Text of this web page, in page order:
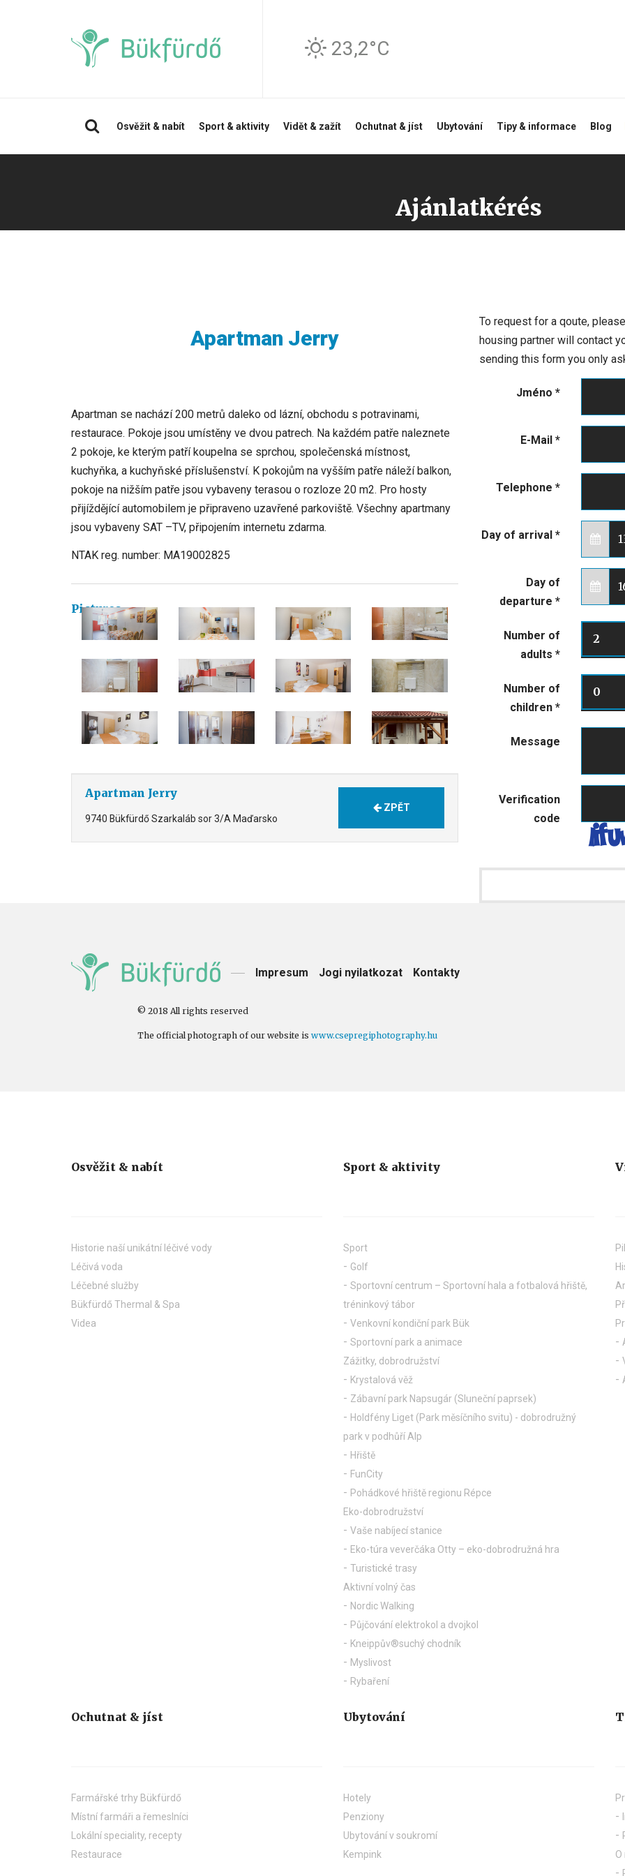
23,2°C
Osvěžit & nabít Sport & aktivity Vidět & zažít Ochutnat & jíst Ubytování Tipy & informace Blog
Ajánlatkérés
Apartman Jerry
Apartman se nachází 200 metrů daleko od lázní, obchodu s potravinami,
restaurace. Pokoje jsou umístěny ve dvou patrech. Na každém patře naleznete
2 pokoje, ke kterým patří koupelna se sprchou, společenská místnost,
kuchyňka, a kuchyňské příslušenství. K pokojům na vyšším patře náleží balkon,
pokoje na nižším patře jsou vybaveny terasou o rozloze 20 m2. Pro hosty
přijíždějící automobilem je připraveno uzavřené parkoviště. Všechny apartmany
jsou vybaveny SAT –TV, připojením internetu zdarma.
NTAK reg. number: MA19002825
Pictures
Apartman Jerry
9740 Bükfürdő Szarkaláb sor 3/A Maďarsko
ZPĚT
To request for a qoute,
housing partner will contact
sending this form you only
Jméno*
E-Mail*
Telephone*
Day of arrival*
Day of
departure*
Number of
adults*
2
Number of
children*
0
Message
Verification
code
Impresum Jogi nyilatkozat Kontakty
© 2018 All rights reserved
The official photograph of our website is www.csepregiphotography.hu
Osvěžit & nabít
Historie naší unikátní léčivé vody
Léčivá voda
Léčebné služby
Bükfürdő Thermal & Spa
Videa
Sport & aktivity
Sport
Golf
Sportovní centrum – Sportovní hala a fotbalová hřiště,
tréninkový tábor
Venkovní kondiční park Bük
Sportovní park a animace
Zážitky, dobrodružství
Krystalová věž
Zábavní park Napsugár (Sluneční paprsek)
Holdfény Liget (Park měsíčního svitu) - dobrodružný
park v podhůří Alp
Hřiště
FunCity
Pohádkové hřiště regionu Répce
Eko-dobrodružství
Vaše nabíjecí stanice
Eko-túra veverčáka Otty – eko-dobrodružná hra
Turistické trasy
Aktivní volný čas
Nordic Walking
Půjčování elektrokol a dvojkol
Kneippův®suchý chodník
Myslivost
Rybaření
Ochutnat & jíst
Farmářské trhy Bükfürdő
Místní farmáři a řemeslníci
Lokální speciality, recepty
Restaurace
Ubytování
Hotely
Penziony
Ubytování v soukromí
Kempink
O